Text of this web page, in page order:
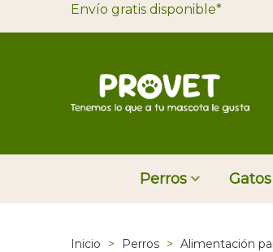
Envío gratis disponible*
Perros Gatos
Inicio > Perros > Alimentación